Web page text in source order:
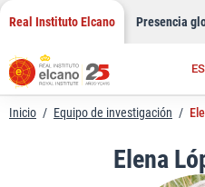
Saltar
contenido
Real Instituto Elcano Presencia
ES
Inicio / Equipo de investigación /
Elena